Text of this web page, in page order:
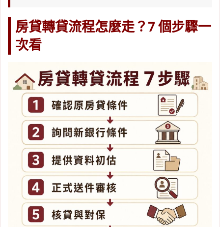
房貸轉貸流程怎麼走？7 個步驟一
次看